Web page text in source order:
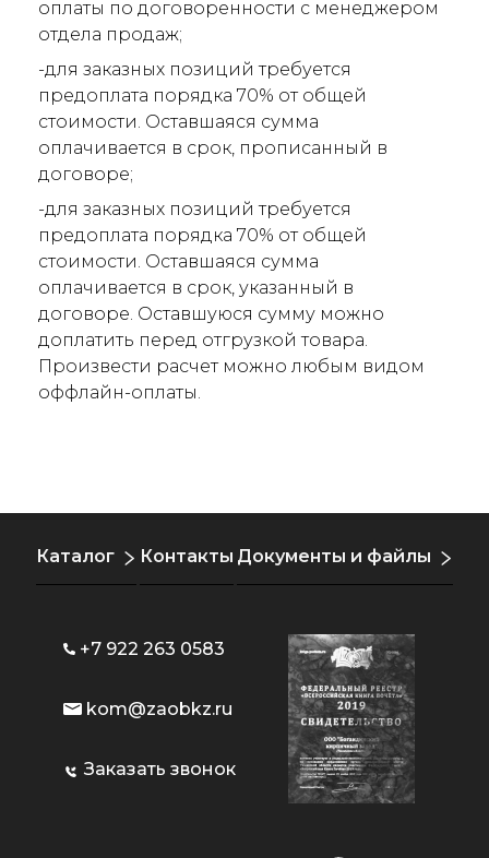
оплаты по договоренности с менеджером
отдела продаж;
-для заказных позиций требуется
предоплата порядка 70% от общей
стоимости. Оставшаяся сумма
оплачивается в срок, прописанный в
договоре;
-для заказных позиций требуется
предоплата порядка 70% от общей
стоимости. Оставшаяся сумма
оплачивается в срок, указанный в
договоре. Оставшуюся сумму можно
доплатить перед отгрузкой товара.
Произвести расчет можно любым видом
оффлайн-оплаты.
Каталог Контакты Документы и файлы
+7 922 263 0583
kom@zaobkz.ru
Заказать звонок